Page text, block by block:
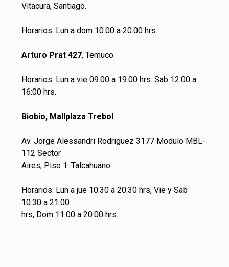
Vitacura, Santiago.
Horarios: Lun a dom 10.00 a 20.00 hrs.
Arturo Prat 427, Temuco.
Horarios: Lun a vie 09.00 a 19.00 hrs. Sab 12:00 a
16:00 hrs.
Biobio, Mallplaza Trebol
Av. Jorge Alessandri Rodriguez 3177 Modulo MBL-
112 Sector
Aires, Piso 1. Talcahuano.
Horarios: Lun a jue 10:30 a 20:30 hrs, Vie y Sab
10:30 a 21:00
hrs, Dom 11:00 a 20:00 hrs.